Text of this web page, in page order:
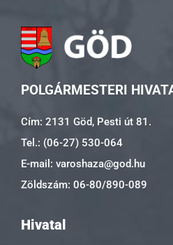
POLGÁRMESTERI
Cím: 2131 Göd, Pesti út 81.
Tel.: (06-27) 530-064
E-mail: varoshaza@god.hu
Zöldszám: 06-80/890-089
Hivatal